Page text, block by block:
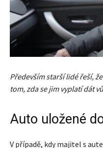
Především starší lidé řeší,
tom, zda se jim vyplatí dát
Auto uložené
V případě, kdy majitel s